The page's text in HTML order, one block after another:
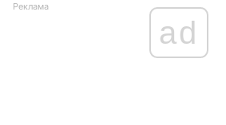
Реклама
ad